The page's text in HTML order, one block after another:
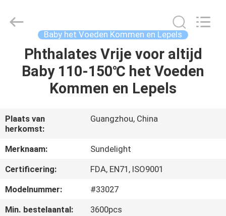
THUIS
PRODUCTEN
VIDEOS
OVER
ONS
Infant
products
Baby het Voeden Kommen en Lepels
Phthalates Vrije voor altijd
Baby 110-150℃ het Voeden
Kommen en Lepels
Plaats van
herkomst:
Guangzhou, China
Merknaam:
Sundelight
Certificering:
FDA, EN71, ISO9001
Modelnummer:
#33027
Min. bestelaantal:
3600pcs